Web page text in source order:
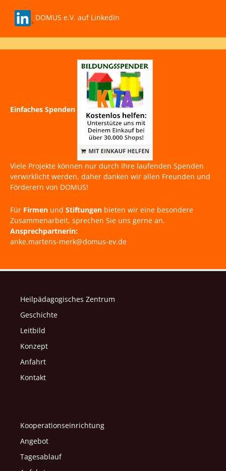
DOMUS e.V. auf LinkedIn
Einfaches Spenden
Viele Projekte können nur durch Ihre laufenden Spenden
verwirklicht werden, daher danken wir allen Freunden und
Förderern von DOMUS!
Für Firmen und Stiftungen bieten wir eine besondere
Zusammenarbeit, sprechen Sie uns gerne an,
Ansprechpartnerin:
anke.martens-merk@domus-ev.de
Heilpädagogisches Zentrum
Geschichte
Leitbild
Konzept
Anfahrt
Kontakt
Kooperationseinrichtung
Angebot
Tagesablauf